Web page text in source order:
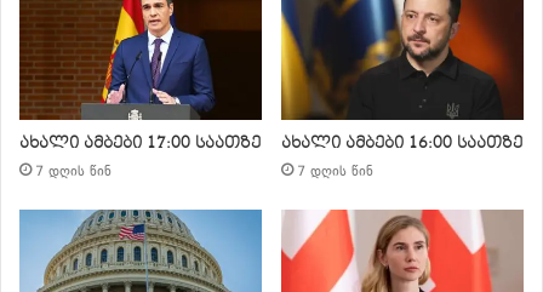
ახალი ამბები 17:00 საათზე
7 დღის წინ
ახალი ამბები 16:00 საათზე
7 დღის წინ